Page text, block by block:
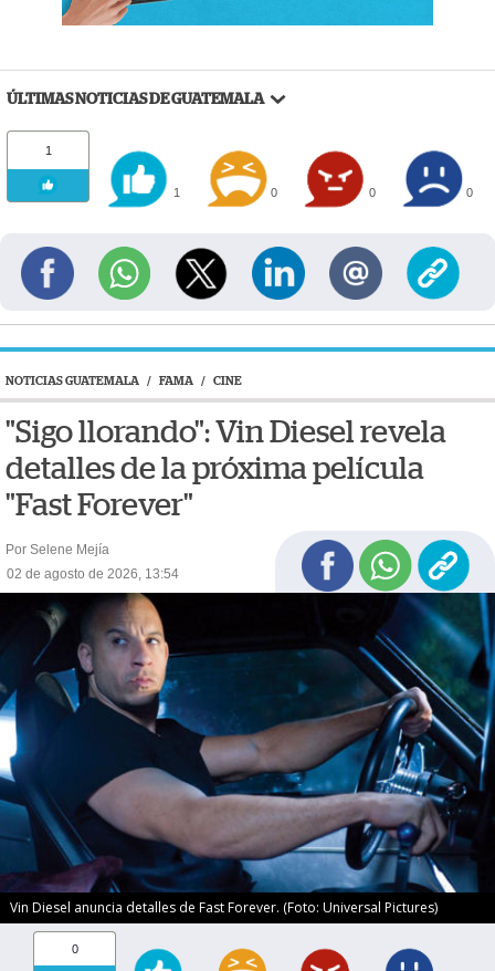
ÚLTIMAS NOTICIAS DE GUATEMALA
1
1 0 0 0
NOTICIAS GUATEMALA / FAMA / CINE
"Sigo llorando": Vin Diesel revela
detalles de la próxima película
"Fast Forever"
Por Selene Mejía
02 de agosto de 2026, 13:54
Vin Diesel anuncia detalles de Fast Forever. (Foto: Universal Pictures)
0